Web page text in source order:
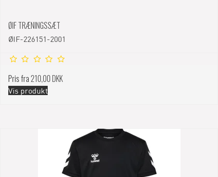
ØIF TRÆNINGSSÆT
ØIF-226151-2001
Pris fra210,00 DKK
Vis produkt